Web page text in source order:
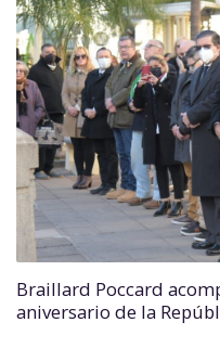
Braillard Poccard
aniversario de la